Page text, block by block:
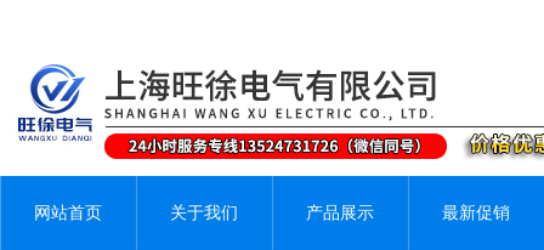
网站首页 关于我们 产品展示 最新促销